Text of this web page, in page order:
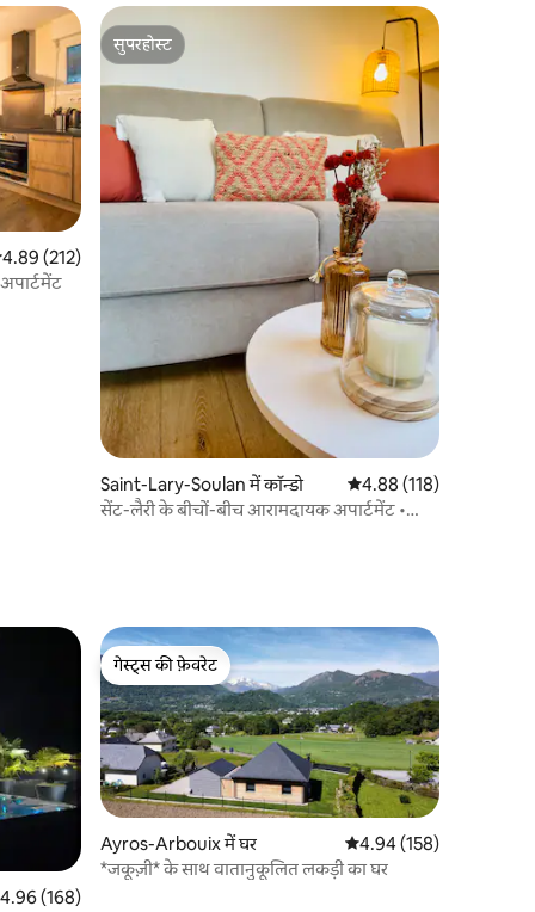
रेटिंग 5 में से 4.89, 212 समीक्षाएँ
4.89 (212)
सुपरहोस्ट
सुपरहोस्ट
Saint-Lary-Soulan में कॉन्डो औसत रेटिंग 5 में से 4.88,
4.88 (118)
सेंट-लैरी के बीचों-बीच आरामदायक अपार्टमेंट •
रेटिंग 5 में से 4.96, 168 समीक्षाएँ
4.96 (168)
गेस्ट्स की फ़ेवरेट
गेस्ट्स की फ़ेवरेट
Ayros-Arbouix में घर औसत रेटिंग 5 में से 4.94,
4.94 (158)
*जकूज़ी* के साथ वातानुकूलित लकड़ी का घर